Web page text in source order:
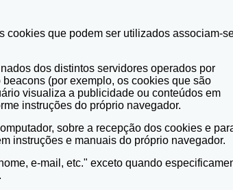
que podem ser utilizados associam-
dos distintos servidores operados por
(por exemplo, os cookies que são
visualiza a publicidade ou conteúdos em
instruções do próprio navegador.
sobre a recepção dos cookies e
instruções e manuais do próprio navegador.
e-mail, etc." exceto quando